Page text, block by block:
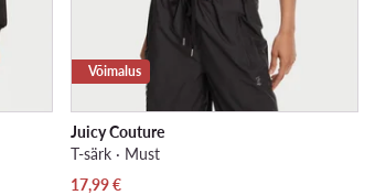
Võimalus
Juicy Couture
T-särk · Must
Praegune hind
17,99€